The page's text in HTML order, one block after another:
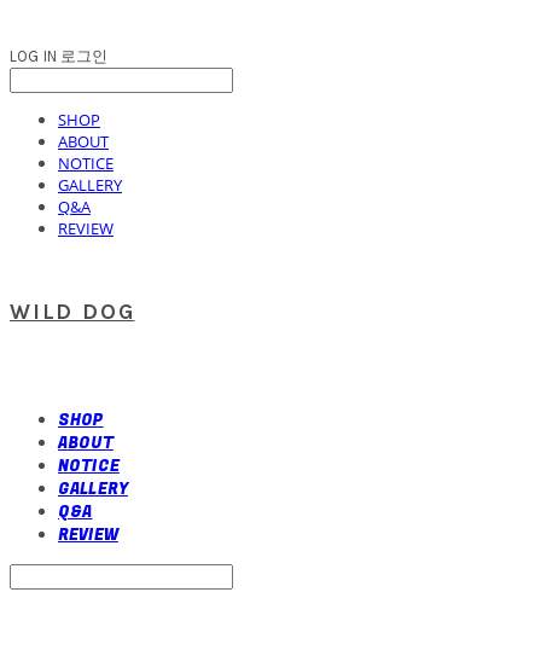
LOG IN 로그인
SHOP
ABOUT
NOTICE
GALLERY
Q&A
REVIEW
WILD DOG
SHOP
ABOUT
NOTICE
GALLERY
Q&A
REVIEW